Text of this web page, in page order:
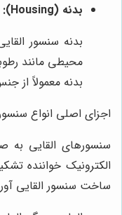
بدنه (Housing):
بدنه سنسور
محیطی مانند
بدنه معمولاً از
اجزای اصلی انواع
سنسورهای القایی
الکترونیک خواننده
ساخت سنسور القایی